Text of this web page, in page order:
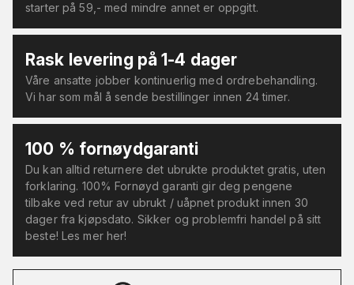
starter på 59,- med mindre annet er oppgitt.
Rask levering på 1-4 dager
Våre ansatte jobber kontinuerlig med ordrebehandling.
Vi har som mål å sende bestillinger innen 24 timer.
100 % fornøydgaranti
Du kan alltid returnere det ubrukte produktet gratis, uten
forklaring. 100% Fornøyd garanti gir deg pengene
tilbake ved retur av ubrukt / uåpnet produkt innen 30
dager fra kjøpsdato. Sikker og problemfri handel på sitt
beste! Les mer her!